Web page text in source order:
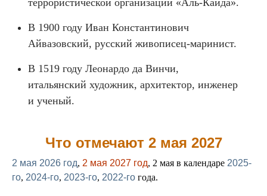
террористической организации «Аль-Каида».
В 1900 году Иван Константинович
Айвазовский, русский живописец-маринист.
В 1519 году Леонардо да Винчи,
итальянский художник, архитектор, инженер
и ученый.
Что отмечают 2 мая 2027
2 мая 2026 год, 2 мая 2027 год, 2 мая в календаре 2025-
го, 2024-го, 2023-го, 2022-го года.